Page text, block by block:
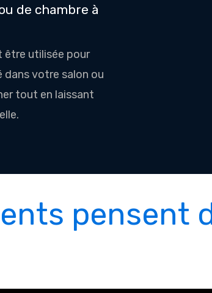
de chambre à
être utilisée pour
votre salon ou
tout en laissant
pensent